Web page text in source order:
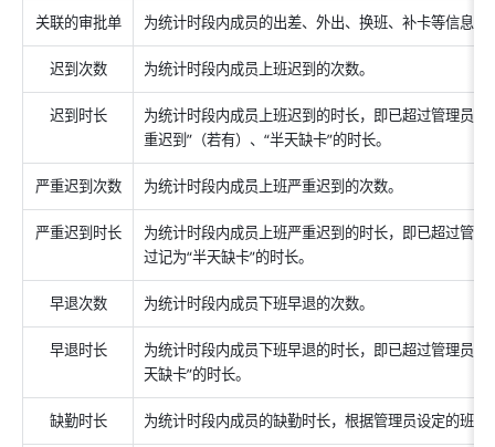
关联的审批单 为统计时段内成员的出差、外出、换班、补卡等信息关
迟到次数 为统计时段内成员上班迟到的次数。
迟到时长
为统计时段内成员上班迟到的时长，即已超过管理员设
重迟到”（若有）、“半天缺卡”的时长。
严重迟到次数 为统计时段内成员上班严重迟到的次数。
严重迟到时长
为统计时段内成员上班严重迟到的时长，即已超过管
过记为“半天缺卡”的时长。
早退次数 为统计时段内成员下班早退的次数。
早退时长
为统计时段内成员下班早退的时长，即已超过管理员设
天缺卡”的时长。
缺勤时长 为统计时段内成员的缺勤时长，根据管理员设定的班